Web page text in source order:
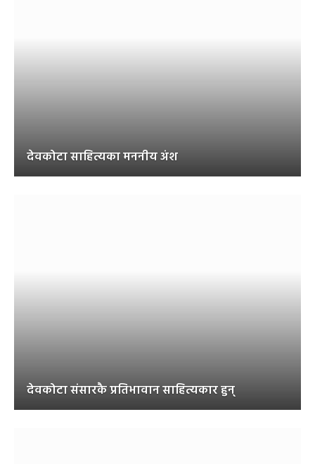
देवकोटा साहित्यका मननीय अंश
देवकोटा संसारकै प्रतिभावान साहित्यकार हुन्